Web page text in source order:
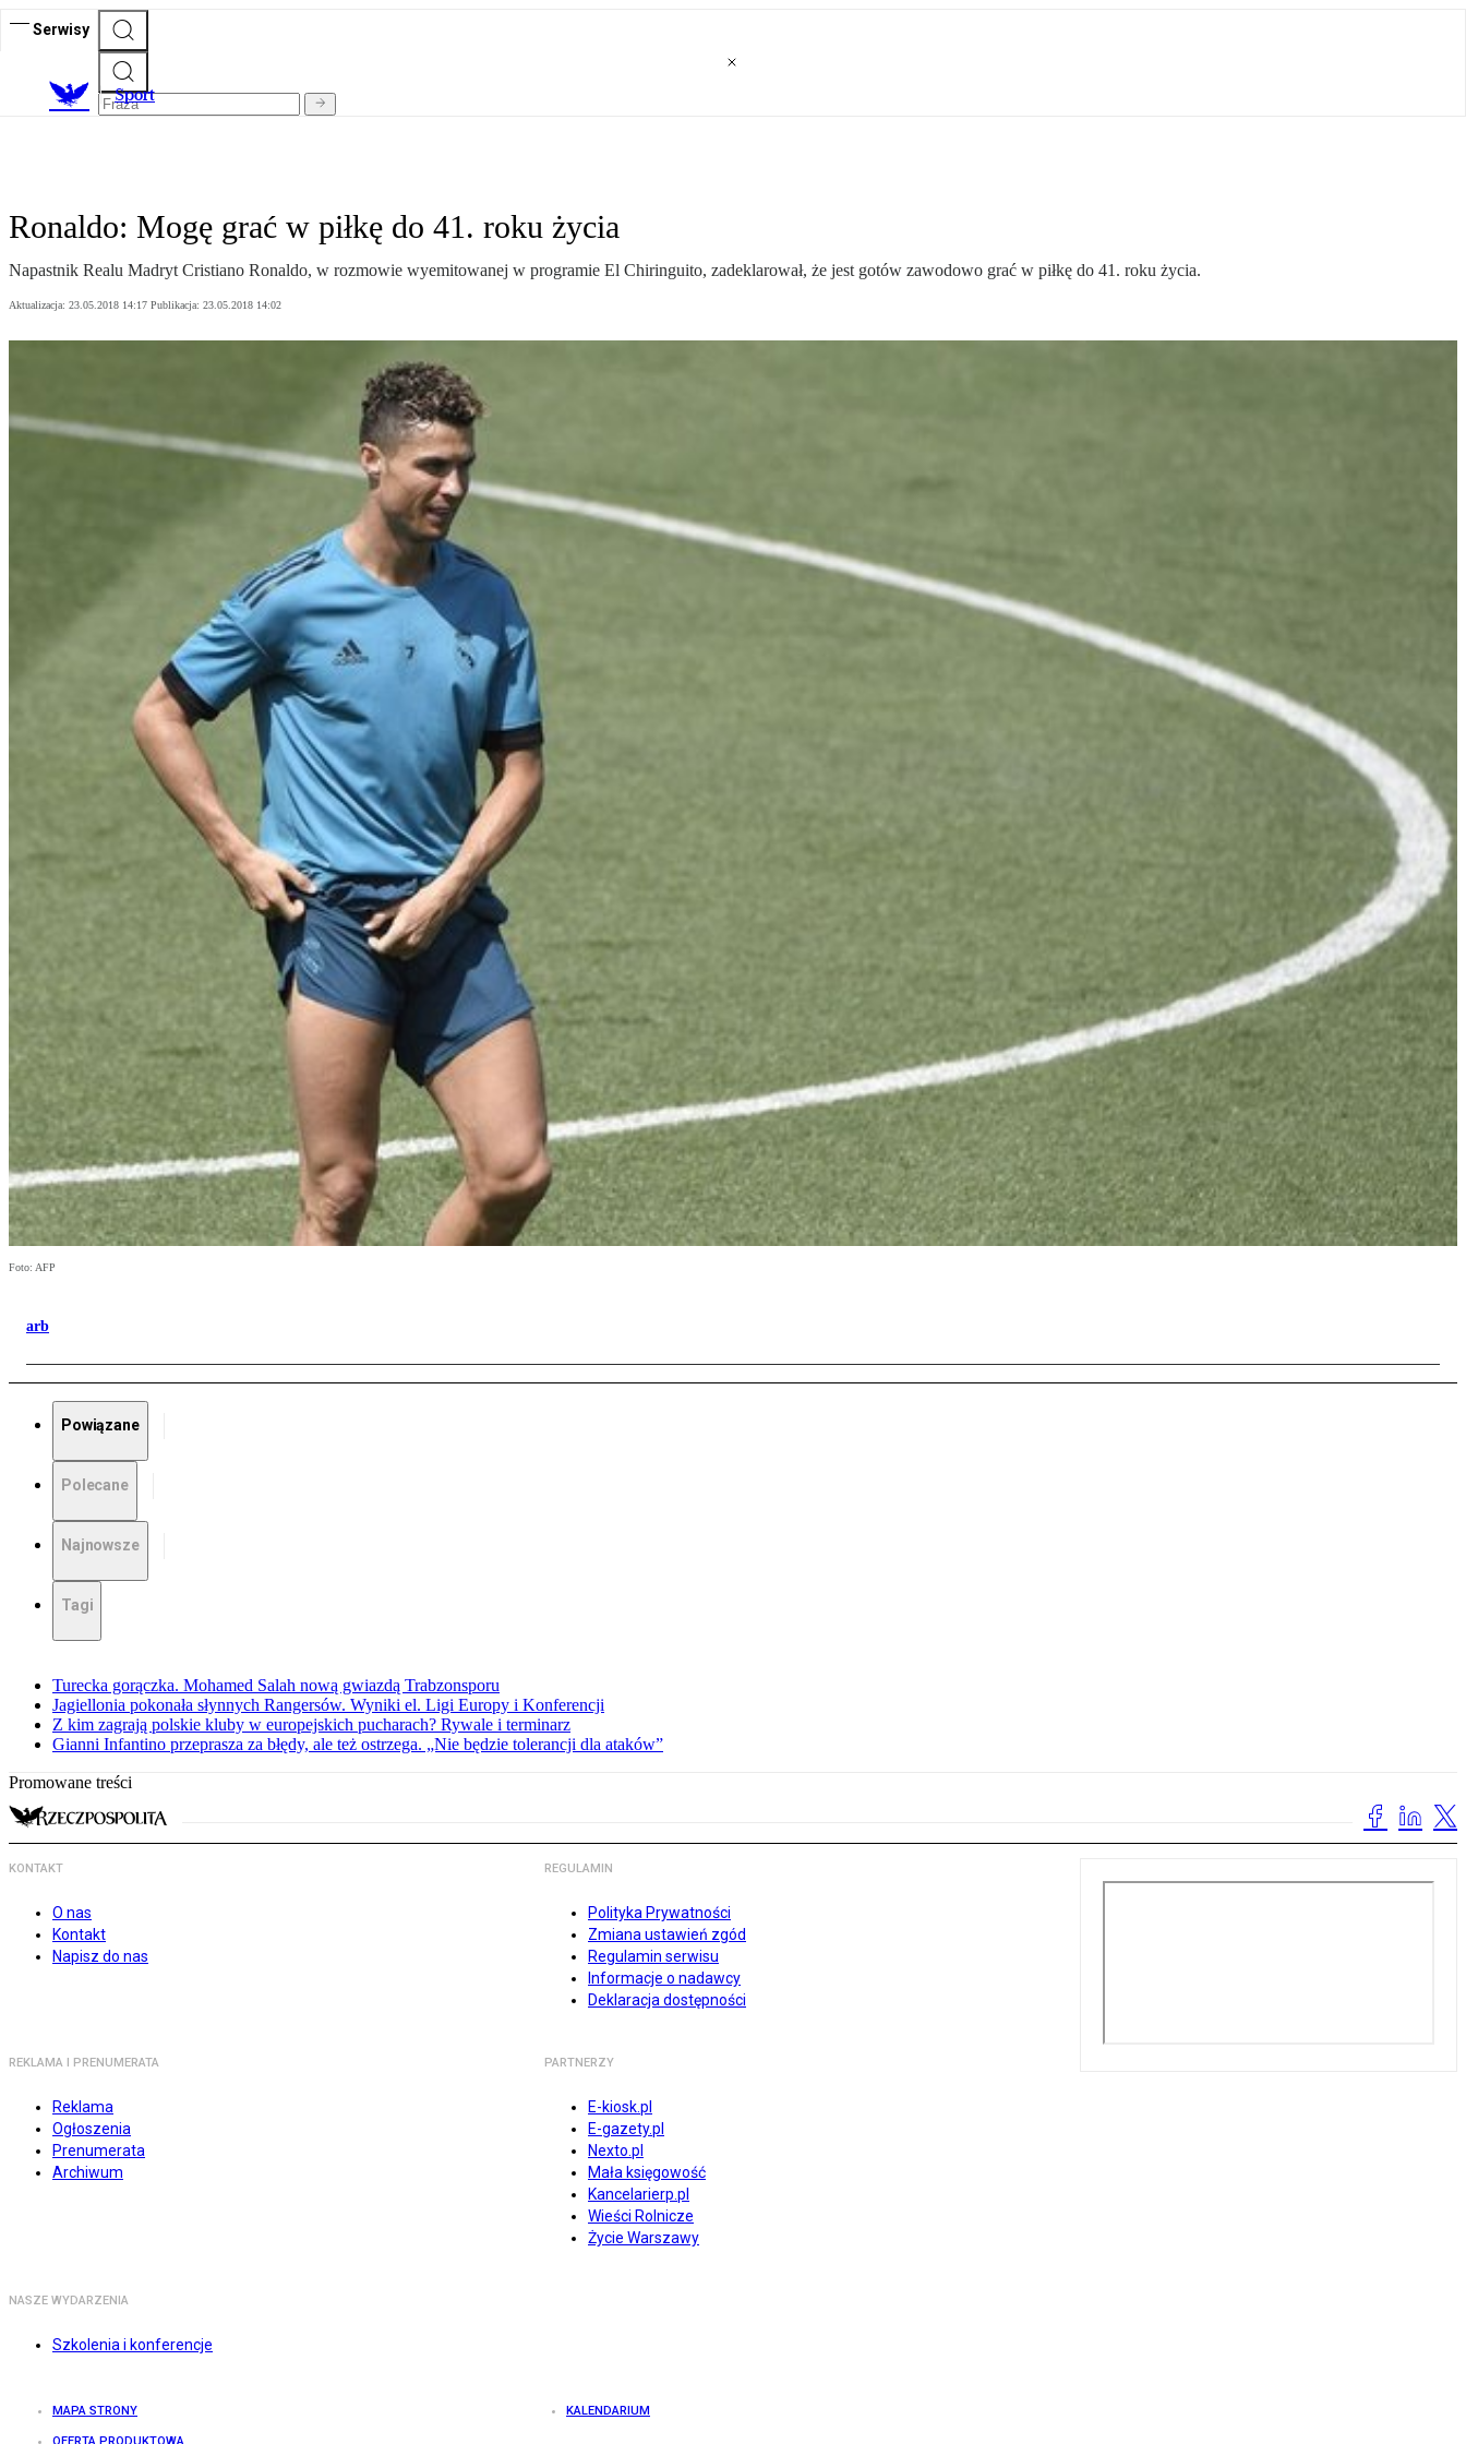
Serwisy
Sport
Ronaldo: Mogę grać w piłkę do 41. roku życia
Napastnik Realu Madryt Cristiano Ronaldo, w rozmowie wyemitowanej w programie El Chiringuito, zadeklarował, że jest gotów zawodowo grać w piłkę do 41. roku życia.
Aktualizacja: 23.05.2018 14:17 Publikacja: 23.05.2018 14:02
Foto: AFP
arb
Powiązane
Polecane
Najnowsze
Tagi
Turecka gorączka. Mohamed Salah nową gwiazdą Trabzonsporu
Jagiellonia pokonała słynnych Rangersów. Wyniki el. Ligi Europy i Konferencji
Z kim zagrają polskie kluby w europejskich pucharach? Rywale i terminarz
Gianni Infantino przeprasza za błędy, ale też ostrzega. „Nie będzie tolerancji dla ataków”
Promowane treści
KONTAKT
O nas
Kontakt
Napisz do nas
REGULAMIN
Polityka Prywatności
Zmiana ustawień zgód
Regulamin serwisu
Informacje o nadawcy
Deklaracja dostępności
REKLAMA I PRENUMERATA
Reklama
Ogłoszenia
Prenumerata
Archiwum
PARTNERZY
E-kiosk.pl
E-gazety.pl
Nexto.pl
Mała księgowość
Kancelarierp.pl
Wieści Rolnicze
Życie Warszawy
NASZE WYDARZENIA
Szkolenia i konferencje
MAPA STRONY KALENDARIUM